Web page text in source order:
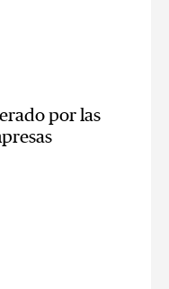
por las